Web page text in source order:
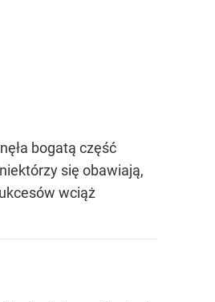
bogatą część
się obawiają,
wciąż